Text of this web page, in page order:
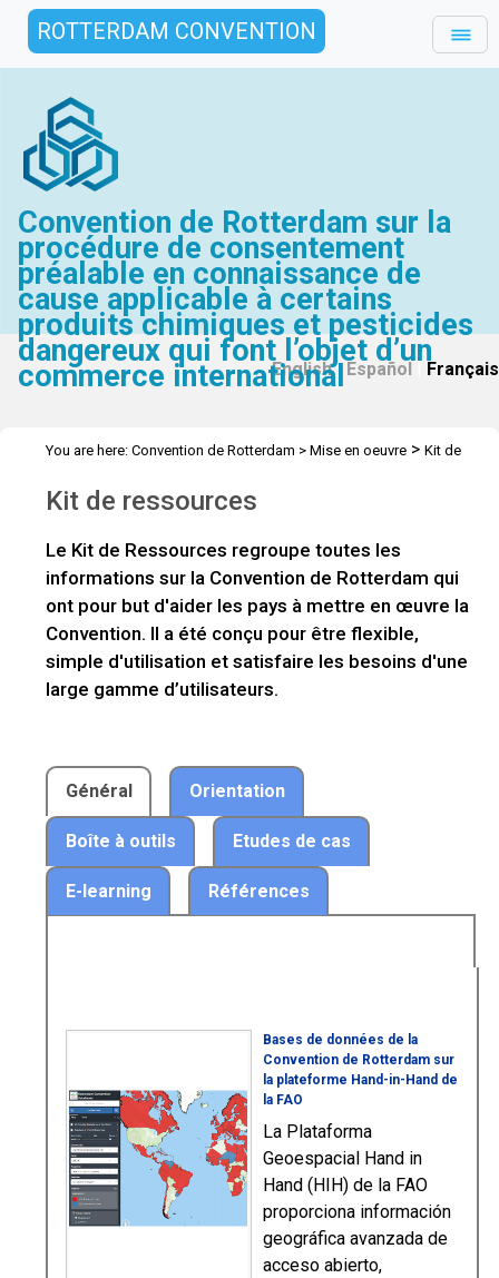
ROTTERDAM CONVENTION
Convention de Rotterdam sur la
procédure de consentement
préalable en connaissance de
cause applicable à certains
produits chimiques et pesticides
dangereux qui font l’objet d’un
commerce international
English| Español Français
You are here: Convention de Rotterdam > Mise en oeuvre > Kit de
Kit de ressources
Le Kit de Ressources regroupe toutes les
informations sur la Convention de Rotterdam qui
ont pour but d'aider les pays à mettre en œuvre la
Convention. Il a été conçu pour être flexible,
simple d'utilisation et satisfaire les besoins d'une
large gamme d’utilisateurs.
Général Orientation
Boîte à outils Etudes de cas
E-learning Références
Bases de données de la
Convention de Rotterdam sur
la plateforme Hand-in-Hand de
la FAO
La Plataforma
Geoespacial Hand in
Hand (HIH) de la FAO
proporciona información
geográfica avanzada de
acceso abierto,